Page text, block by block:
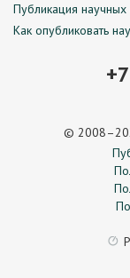
Публикация научных
Как опубликовать
©